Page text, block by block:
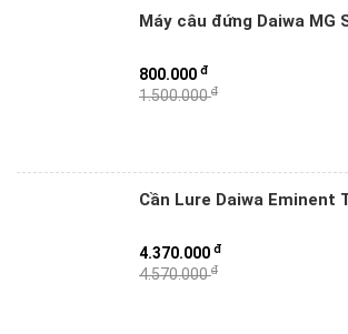
Máy câu đứng Daiwa MG
1.500.000đ
800.000 đ
Cần Lure Daiwa Eminent
4.570.000đ
4.370.000 đ